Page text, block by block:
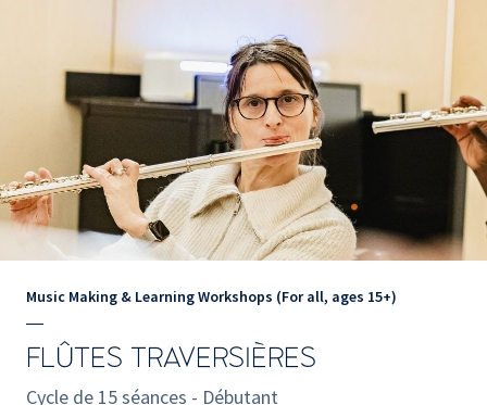
Music Making & Learning Workshops (For all, ages 15+)
FLÛTES TRAVERSIÈRES
Cycle de 15 séances - Débutant